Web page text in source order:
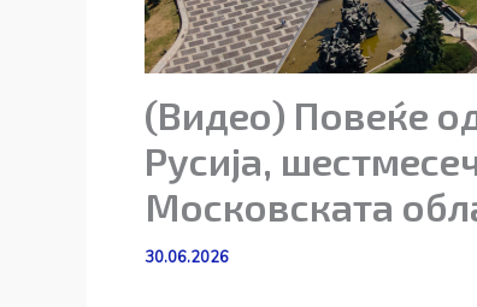
(Видео) Повеќе
Русија,
Московската
30.06.2026